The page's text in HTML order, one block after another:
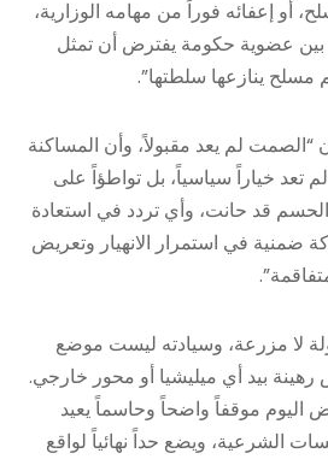
أو إعفائه فوراً من مهامه الوزارية،
بين عضوية حكومة يفترض أن تمثل
مسلح ينازعها سلطتها”.
“الصمت لم يعد مقبولاً، وأن المساكنة
تعد خياراً سياسياً، بل تواطؤاً على
قد حانت، وأي تردد في استعادة
ضمنية في استمرار الانهيار وتعريض
لا مزرعة، وسيادته ليست موضع
بيد أي ميليشيا أو محور خارجي.
اليوم موقفاً واضحاً وحاسماً يعيد
الشرعية، ويضع حداً نهائياً لواقع